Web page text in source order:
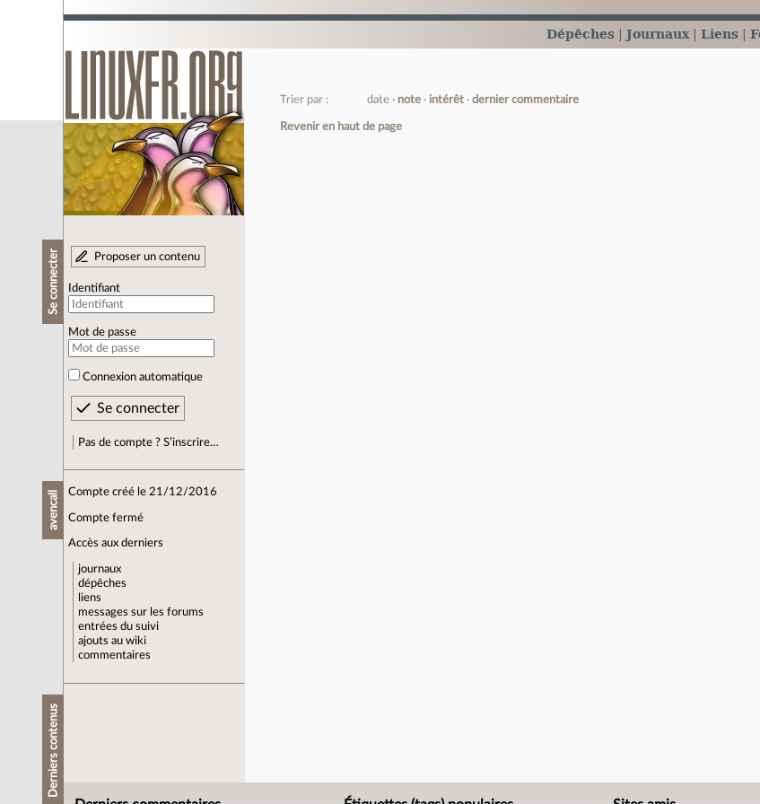
Dépêches Journaux Liens
Se connecter Proposer un contenu
Identifiant
Mot de passe
Connexion automatique
Pas de compte ? S’inscrire…
avencall Compte créé le 21/12/2016
Compte fermé
Accès aux derniers
journaux
dépêches
liens
messages sur les forums
entrées du suivi
ajouts au wiki
commentaires
Derniers contenus
Trier par : date note intérêt dernier commentaire
Revenir en haut de page